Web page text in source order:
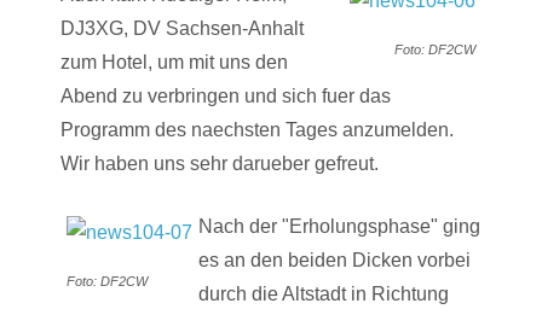
Foto: DF2CW
DJ3XG, DV Sachsen-Anhalt
zum Hotel, um mit uns den
Abend zu verbringen und sich fuer das
Programm des naechsten Tages anzumelden.
Wir haben uns sehr darueber gefreut.
Foto: DF2CW
Nach der "Erholungsphase" ging
es an den beiden Dicken vorbei
durch die Altstadt in Richtung